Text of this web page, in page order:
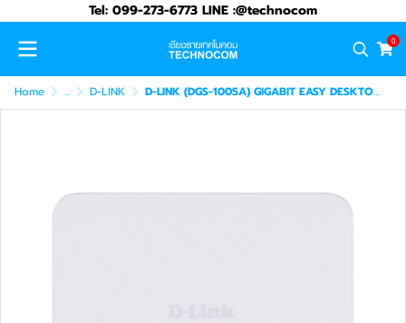
Tel: 099-273-6773 LINE :@technocom
0
Home ... D-LINK D-LINK (DGS-1005A) GIGABIT EASY DESKTOP SWITCH 5-PORT 10/100/1000Mbps